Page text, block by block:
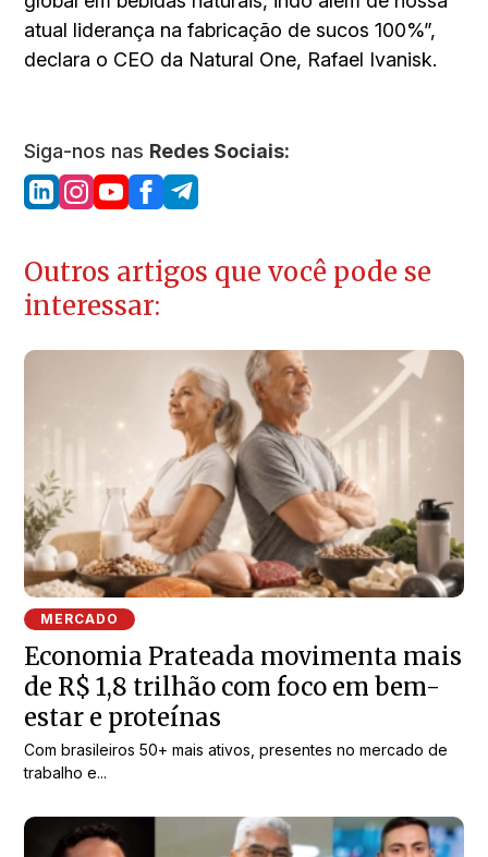
atual liderança na fabricação de sucos 100%”,
declara o CEO da Natural One, Rafael Ivanisk.
Siga-nos nas Redes Sociais:
Outros artigos que você pode se
interessar:
MERCADO
Economia Prateada movimenta mais
de R$ 1,8 trilhão com foco em bem-
estar e proteínas
Com brasileiros 50+ mais ativos, presentes no mercado de
trabalho e...